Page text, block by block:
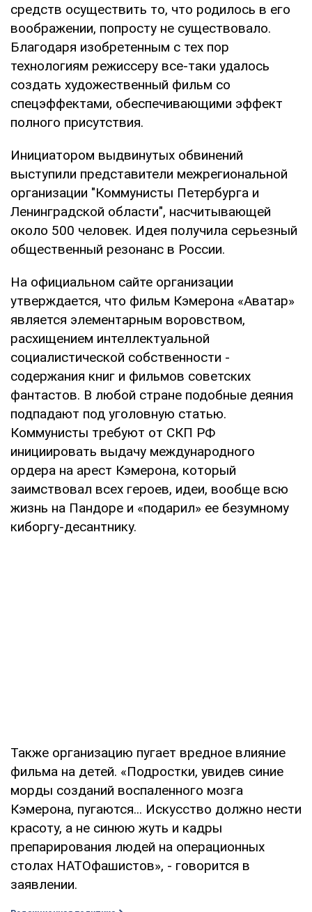
средств осуществить то, что родилось в его
воображении, попросту не существовало.
Благодаря изобретенным с тех пор
технологиям режиссеру все-таки удалось
создать художественный фильм со
спецэффектами, обеспечивающими эффект
полного присутствия.
Инициатором выдвинутых обвинений
выступили представители межрегиональной
организации "Коммунисты Петербурга и
Ленинградской области", насчитывающей
около 500 человек. Идея получила серьезный
общественный резонанс в России.
На официальном сайте организации
утверждается, что фильм Кэмерона «Аватар»
является элементарным воровством,
расхищением интеллектуальной
социалистической собственности -
содержания книг и фильмов советских
фантастов. В любой стране подобные деяния
подпадают под уголовную статью.
Коммунисты требуют от СКП РФ
инициировать выдачу международного
ордера на арест Кэмерона, который
заимствовал всех героев, идеи, вообще всю
жизнь на Пандоре и «подарил» ее безумному
киборгу-десантнику.
Также организацию пугает вредное влияние
фильма на детей. «Подростки, увидев синие
морды созданий воспаленного мозга
Кэмерона, пугаются... Искусство должно нести
красоту, а не синюю жуть и кадры
препарирования людей на операционных
столах НАТОфашистов», - говорится в
заявлении.